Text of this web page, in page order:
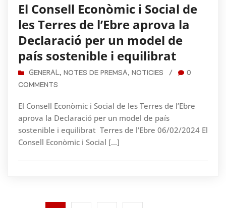
El Consell Econòmic i Social de
les Terres de l’Ebre aprova la
Declaració per un model de
país sostenible i equilibrat
GENERAL, NOTES DE PREMSA, NOTICIES /
0
COMMENTS
El Consell Econòmic i Social de les Terres de l’Ebre
aprova la Declaració per un model de país
sostenible i equilibrat Terres de l’Ebre 06/02/2024 El
Consell Econòmic i Social […]